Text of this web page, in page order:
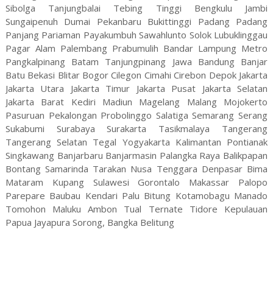
Sibolga Tanjungbalai Tebing Tinggi Bengkulu Jambi
Sungaipenuh Dumai Pekanbaru Bukittinggi Padang Padang
Panjang Pariaman Payakumbuh Sawahlunto Solok Lubuklinggau
Pagar Alam Palembang Prabumulih Bandar Lampung Metro
Pangkalpinang Batam Tanjungpinang Jawa Bandung Banjar
Batu Bekasi Blitar Bogor Cilegon Cimahi Cirebon Depok Jakarta
Jakarta Utara Jakarta Timur Jakarta Pusat Jakarta Selatan
Jakarta Barat Kediri Madiun Magelang Malang Mojokerto
Pasuruan Pekalongan Probolinggo Salatiga Semarang Serang
Sukabumi Surabaya Surakarta Tasikmalaya Tangerang
Tangerang Selatan Tegal Yogyakarta Kalimantan Pontianak
Singkawang Banjarbaru Banjarmasin Palangka Raya Balikpapan
Bontang Samarinda Tarakan Nusa Tenggara Denpasar Bima
Mataram Kupang Sulawesi Gorontalo Makassar Palopo
Parepare Baubau Kendari Palu Bitung Kotamobagu Manado
Tomohon Maluku Ambon Tual Ternate Tidore Kepulauan
Papua Jayapura Sorong, Bangka Belitung